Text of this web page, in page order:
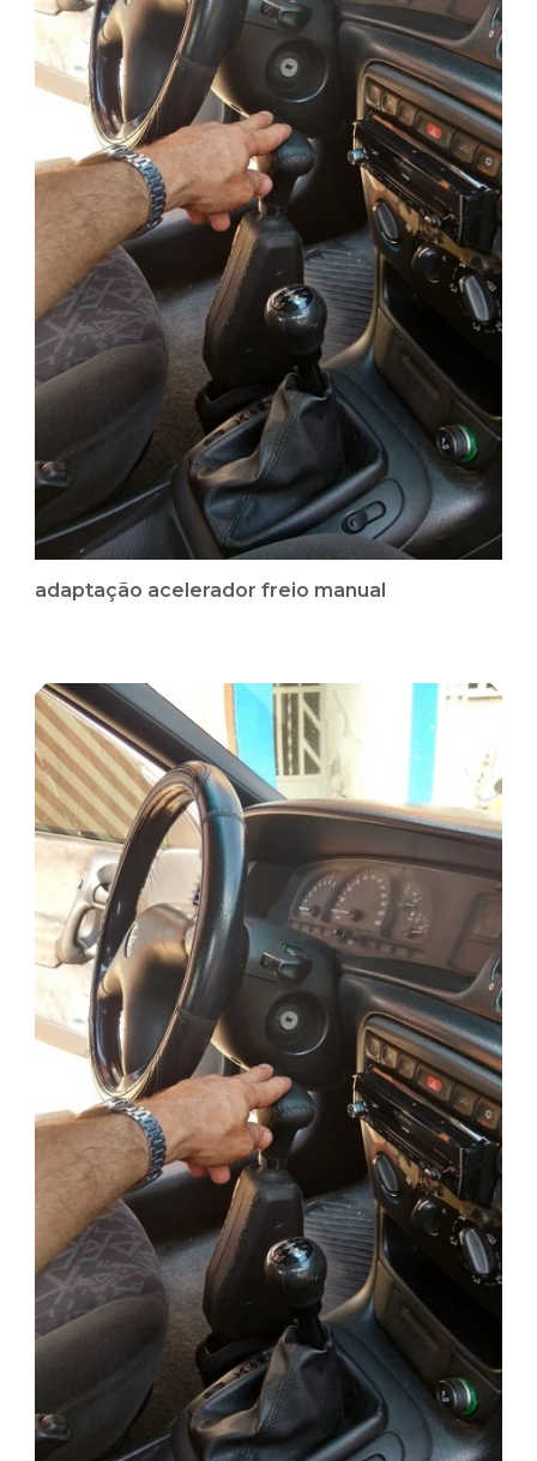
adaptação acelerador freio manual